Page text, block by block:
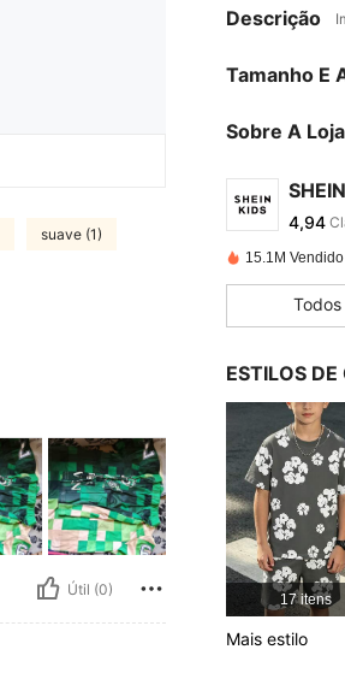
suave (1)
Útil (0)
Descrição
Tamanho E
Sobre A Loja
4,94
4,94
4,94
4,94
4,94
4,94
15.1M
ESTILOS
17 itens
Mais estilo